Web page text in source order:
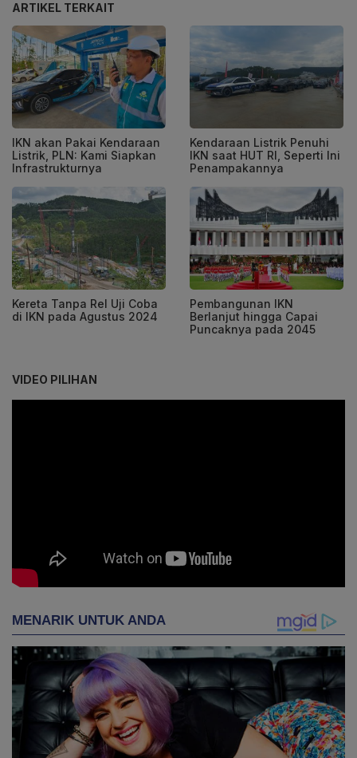
ARTIKEL TERKAIT
IKN akan Pakai Kendaraan
Listrik, PLN: Kami Siapkan
Infrastrukturnya
Kendaraan Listrik Penuhi
IKN saat HUT RI, Seperti Ini
Penampakannya
Kereta Tanpa Rel Uji Coba
di IKN pada Agustus 2024
Pembangunan IKN
Berlanjut hingga Capai
Puncaknya pada 2045
VIDEO PILIHAN